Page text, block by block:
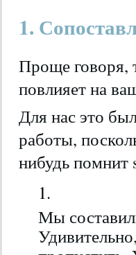
1.
Проще говоря,
повлияет на
Для нас это
работы,
нибудь помнит
Мы